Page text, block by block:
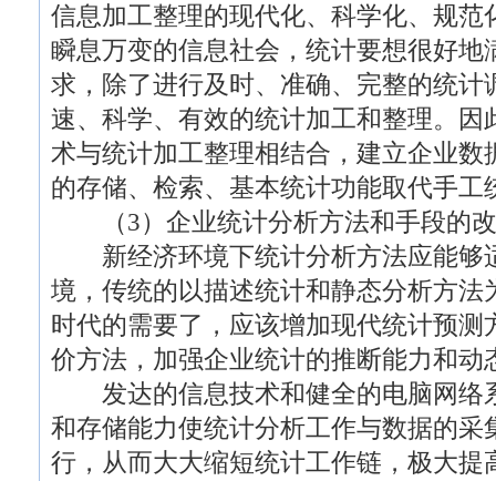
信息加工整理的现代化、科学化、规范
瞬息万变的信息社会，统计要想很好地
求，除了进行及时、准确、完整的统计
速、科学、有效的统计加工和整理。因
术与统计加工整理相结合，建立企业数
的存储、检索、基本统计功能取代手工
（3）企业统计分析方法和手段的
新经济环境下统计分析方法应能够
境，传统的以描述统计和静态分析方法
时代的需要了，应该增加现代统计预测
价方法，加强企业统计的推断能力和动
发达的信息技术和健全的电脑网络
和存储能力使统计分析工作与数据的采
行，从而大大缩短统计工作链，极大提